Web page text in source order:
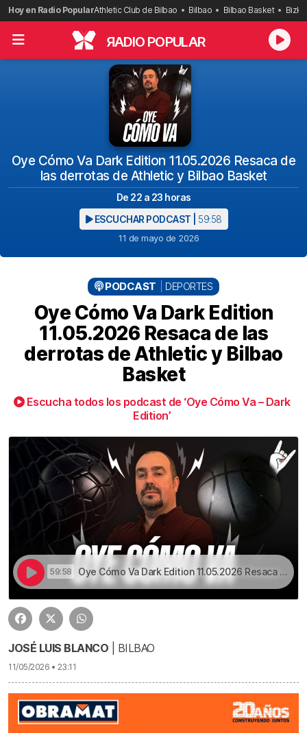
Saltar
al
contenido
Hoy en Radio PopularAthletic Club de Bilbao Bilbao Bilbao Basket
RADIO POPULAR
Oye Cómo Va Dark Edition 11.05.2026 Resaca de
las derrotas de Athletic y Bilbao Basket
De 22 a 23 horas
ESCUCHAR PODCAST | 59:58
11 de mayo de 2026
PODCAST DEPORTES
Oye Cómo Va Dark Edition
11.05.2026 Resaca de las
derrotas de Athletic y Bilbao
Basket
Escucha todos los podcast de ‘Oye Cómo Va – Dark
Edition’
59:58 Oye Cómo Va Dark Edition 11.05.2026 Resaca de las derrotas de Athletic y Bilbao Basket | Oye Cómo Va Dark Edition 11.05.2026 Resaca de las derrotas de Athletic y Bilbao Basket
JOSÉ LUIS BLANCO | BILBAO
11/05/2026 • 23:11